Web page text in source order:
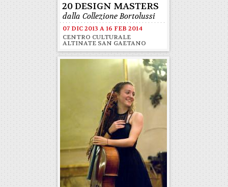
20 DESIGN MASTERS
dalla Collezione Bortolussi
07 DIC 2013 A16 FEB 2014
CENTRO CULTURALE
ALTINATE SAN GAETANO